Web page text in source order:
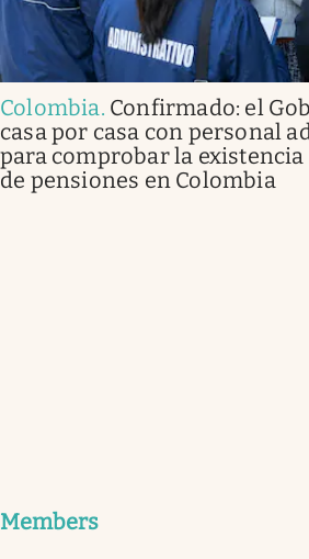
Colombia. Confirmado: el
casa por casa con personal
para comprobar la
de pensiones en Colombia
Members